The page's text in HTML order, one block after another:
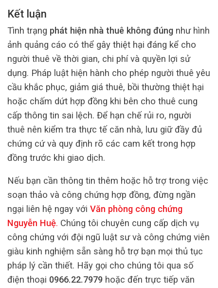
Kết luận
Tình trạng phát hiện nhà thuê không đúng như hình
ảnh quảng cáo có thể gây thiệt hại đáng kể cho
người thuê về thời gian, chi phí và quyền lợi sử
dụng. Pháp luật hiện hành cho phép người thuê yêu
cầu khắc phục, giảm giá thuê, bồi thường thiệt hại
hoặc chấm dứt hợp đồng khi bên cho thuê cung
cấp thông tin sai lệch. Để hạn chế rủi ro, người
thuê nên kiểm tra thực tế căn nhà, lưu giữ đầy đủ
chứng cứ và quy định rõ các cam kết trong hợp
đồng trước khi giao dịch.
Nếu bạn cần thông tin thêm hoặc hỗ trợ trong việc
soạn thảo và công chứng hợp đồng, đừng ngần
ngại liên hệ ngay với Văn phòng công chứng
Nguyễn Huệ. Chúng tôi chuyên cung cấp dịch vụ
công chứng với đội ngũ luật sư và công chứng viên
giàu kinh nghiệm sẵn sàng hỗ trợ bạn mọi thủ tục
pháp lý cần thiết. Hãy gọi cho chúng tôi qua số
điện thoại 0966.22.7979 hoặc đến trực tiếp văn